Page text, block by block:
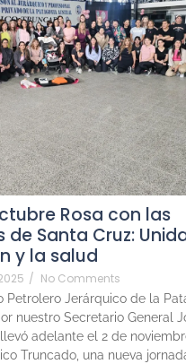
Rosa con las
Santa Cruz:
y la salud
/ No Comments
Petrolero Jerárquico de la
nuestro Secretario General
adelante el 2 de
Truncado, una nueva